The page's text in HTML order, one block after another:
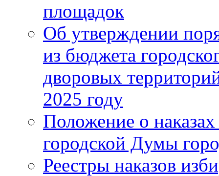
площадок
Об утверждении
из бюджета
дворовых
2025 году
Положение о
городской Думы
Реестры наказов